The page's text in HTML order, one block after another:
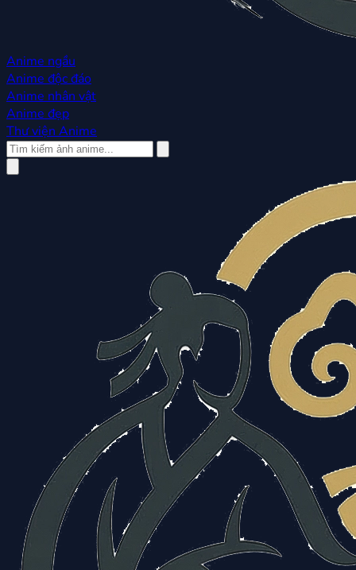
Anime ngầu
Anime độc đáo
Anime nhân vật
Anime đẹp
Thư viện Anime